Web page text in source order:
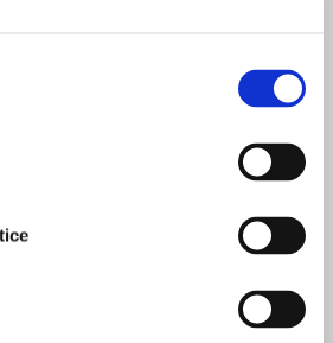
is content as a wallflower,
matches. But when a
naturalist returns from
for once, to be noticed.
the perfect man, who
anthropologist
is just the blank slate she
carte
Today bestselling romance